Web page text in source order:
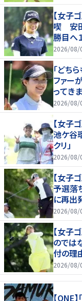
【女子
喫 安
勝目へ
2026/08/
「どち
ファー
ってき
父さん
2026/08/
【女子
池ケ谷
クリ」
2026/08/
【女子
予選落
に再出
2026/08/
【女子
のでは
付の理
2026/08/
【ONE